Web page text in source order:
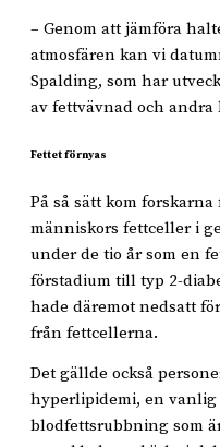
– Genom att jämföra
atmosfären kan vi
Spalding, som har
av fettvävnad och andra
Fettet förnyas
På så sätt kom
människors fettceller i
under de tio år som en
förstadium till typ 2-
hade däremot nedsatt
från fettcellerna.
Det gällde också
hyperlipidemi, en
blodfettsrubbning som